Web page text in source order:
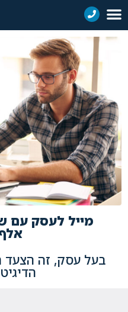
מייל לעסק עם
בעל עסק, זה הצעד